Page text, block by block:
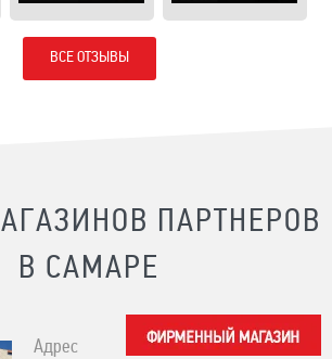
ВСЕ ОТЗЫВЫ
ПАРТНЕРОВ
В САМАРЕ
Адрес